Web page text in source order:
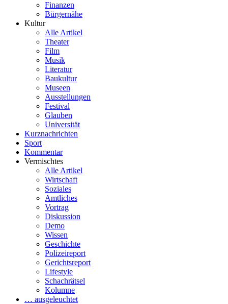
Finanzen
Bürgernähe
Kultur
Alle Artikel
Theater
Film
Musik
Literatur
Baukultur
Museen
Ausstellungen
Festival
Glauben
Universität
Kurznachrichten
Sport
Kommentar
Vermischtes
Alle Artikel
Wirtschaft
Soziales
Amtliches
Vortrag
Diskussion
Demo
Wissen
Geschichte
Polizeireport
Gerichtsreport
Lifestyle
Schachrätsel
Kolumne
… ausgeleuchtet